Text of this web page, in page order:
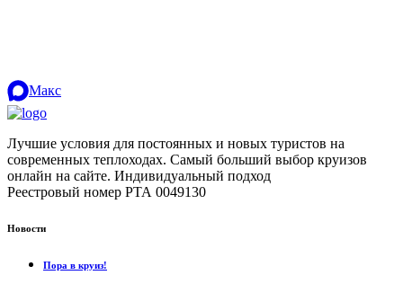
Макс
Лучшие условия для постоянных и новых туристов на
современных теплоходах. Самый больший выбор круизов
онлайн на сайте. Индивидуальный подход
Реестровый номер РТА 0049130
Новости
Пора в круиз!